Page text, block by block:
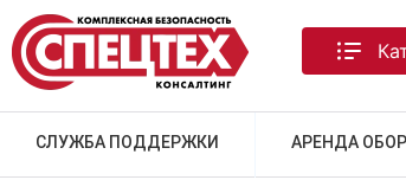
СЛУЖБА ПОДДЕРЖКИ АРЕНДА